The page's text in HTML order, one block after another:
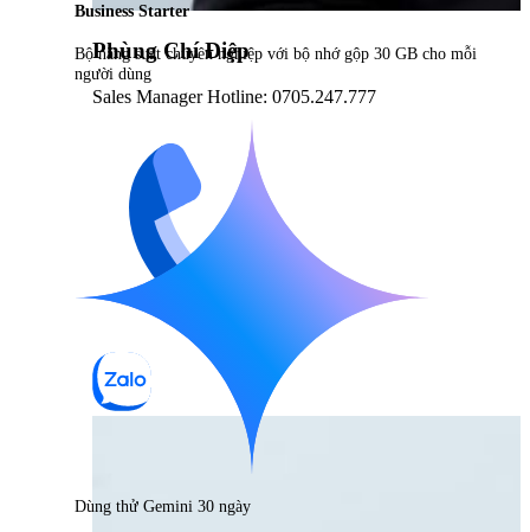
Phùng Chí Điệp
Sales Manager Hotline: 0705.247.777
Business Starter
Bộ năng suất chuyên nghiệp với bộ nhớ gộp 30 GB cho mỗi
người dùng
Dùng thử Gemini 30 ngày